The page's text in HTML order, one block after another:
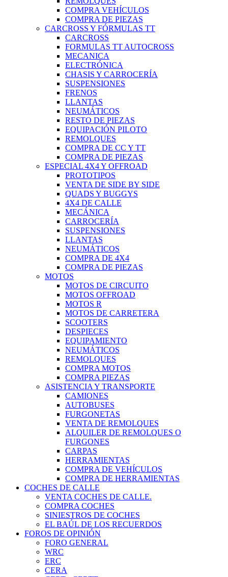
COMPRA VEHÍCULOS
COMPRA DE PIEZAS
CARCROSS Y FÓRMULAS TT
CARCROSS
FORMULAS TT AUTOCROSS
MECANICA
ELECTRÓNICA
CHASIS Y CARROCERÍA
SUSPENSIONES
FRENOS
LLANTAS
NEUMÁTICOS
RESTO DE PIEZAS
EQUIPACIÓN PILOTO
REMOLQUES
COMPRA DE CC Y TT
COMPRA DE PIEZAS
ESPECIAL 4X4 Y OFFROAD
PROTOTIPOS
VENTA DE SIDE BY SIDE
QUADS Y BUGGYS
4X4 DE CALLE
MECÁNICA
CARROCERÍA
SUSPENSIONES
LLANTAS
NEUMÁTICOS
COMPRA DE 4X4
COMPRA DE PIEZAS
MOTOS
MOTOS DE CIRCUITO
MOTOS OFFROAD
MOTOS R
MOTOS DE CARRETERA
SCOOTERS
DESPIECES
EQUIPAMIENTO
NEUMÁTICOS
REMOLQUES
COMPRA MOTOS
COMPRA PIEZAS
ASISTENCIA Y TRANSPORTE
CAMIONES
AUTOBUSES
FURGONETAS
VENTA DE REMOLQUES
ALQUILER DE REMOLQUES O
FURGONES
CARPAS
HERRAMIENTAS
COMPRA DE VEHÍCULOS
COMPRA DE HERRAMIENTAS
COCHES DE CALLE
VENTA COCHES DE CALLE.
COMPRA COCHES
SINIESTROS DE COCHES
EL BAÚL DE LOS RECUERDOS
FOROS DE OPINIÓN
FORO GENERAL
WRC
ERC
CERA